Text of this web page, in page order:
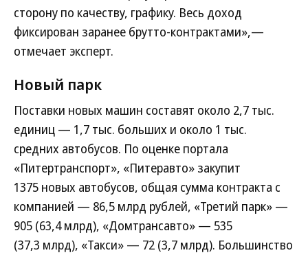
сторону по качеству, графику. Весь доход
фиксирован заранее брутто-контрактами»,—
отмечает эксперт.
Новый парк
Поставки новых машин составят около 2,7 тыс.
единиц — 1,7 тыс. больших и около 1 тыс.
средних автобусов. По оценке портала
«Питертранспорт», «Питеравто» закупит
1375 новых автобусов, общая сумма контракта с
компанией — 86,5 млрд рублей, «Третий парк» —
905 (63,4 млрд), «Домтрансавто» — 535
(37,3 млрд), «Такси» — 72 (3,7 млрд). Большинство